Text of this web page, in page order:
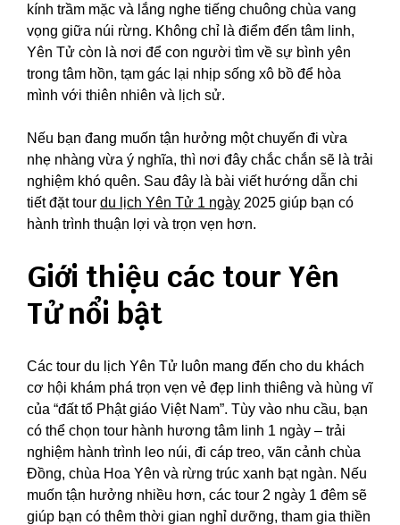
kính trầm mặc và lắng nghe tiếng chuông chùa vang
vọng giữa núi rừng. Không chỉ là điểm đến tâm linh,
Yên Tử còn là nơi để con người tìm về sự bình yên
trong tâm hồn, tạm gác lại nhịp sống xô bồ để hòa
mình với thiên nhiên và lịch sử.
Nếu bạn đang muốn tận hưởng một chuyến đi vừa
nhẹ nhàng vừa ý nghĩa, thì nơi đây chắc chắn sẽ là trải
nghiệm khó quên. Sau đây là bài viết hướng dẫn chi
tiết đặt tour du lịch Yên Tử 1 ngày 2025 giúp bạn có
hành trình thuận lợi và trọn vẹn hơn.
Giới thiệu các tour Yên
Tử nổi bật
Các tour du lịch Yên Tử luôn mang đến cho du khách
cơ hội khám phá trọn vẹn vẻ đẹp linh thiêng và hùng vĩ
của “đất tổ Phật giáo Việt Nam”. Tùy vào nhu cầu, bạn
có thể chọn tour hành hương tâm linh 1 ngày – trải
nghiệm hành trình leo núi, đi cáp treo, vãn cảnh chùa
Đồng, chùa Hoa Yên và rừng trúc xanh bạt ngàn. Nếu
muốn tận hưởng nhiều hơn, các tour 2 ngày 1 đêm sẽ
giúp bạn có thêm thời gian nghỉ dưỡng, tham gia thiền